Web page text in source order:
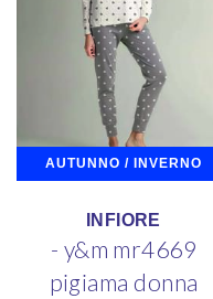
AUTUNNO / INVERNO
INFIORE
- y&m mr4669
pigiama donna